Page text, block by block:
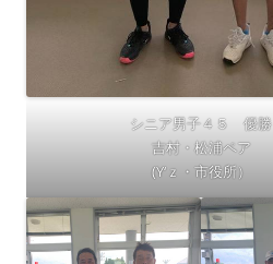
シニア男子４５ 優勝
吉村・松浦ペア
(Y‘ｚ・市役所）